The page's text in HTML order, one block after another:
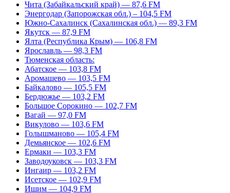
Чита (Забайкальский край) — 87,6 FM
Энергодар (Запорожская обл.) – 104,5 FM
Южно-Сахалинск (Сахалинская обл.) — 89,3 FM
Якутск — 87,9 FM
Ялта (Республика Крым) — 106,8 FM
Ярославль — 98,3 FM
Тюменская область:
Абатское — 103,8 FM
Аромашево — 103,5 FM
Байкалово — 105,5 FM
Бердюжье — 103,2 FM
Большое Сорокино — 102,7 FM
Вагай — 97,0 FM
Викулово — 103,6 FM
Голышманово — 105,4 FM
Демьянское — 102,6 FM
Ермаки — 103,3 FM
Заводоуковск — 103,3 FM
Ингаир — 103,2 FM
Исетское — 102,9 FM
Ишим — 104,9 FM